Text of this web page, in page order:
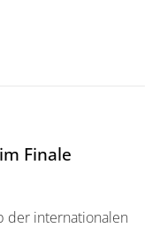
Bachelor: Es sind
Finale
der internationalen